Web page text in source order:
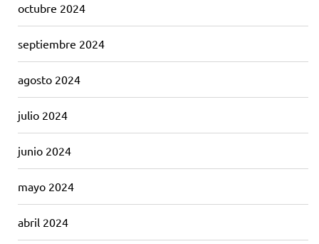
octubre 2024
septiembre 2024
agosto 2024
julio 2024
junio 2024
mayo 2024
abril 2024